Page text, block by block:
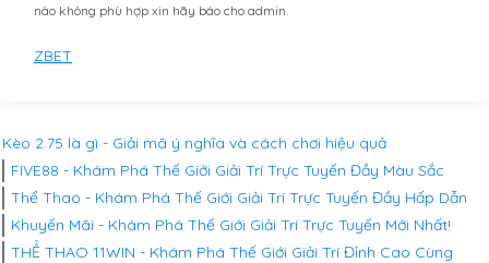
nào không phù hợp xin hãy báo cho admin.
ZBET
Kèo 2.75 là gì - Giải mã ý nghĩa và cách chơi hiệu quả
FIVE88 - Khám Phá Thế Giới Giải Trí Trực Tuyến Đầy Màu Sắc
Thể Thao - Khám Phá Thế Giới Giải Trí Trực Tuyến Đầy Hấp Dẫn
Khuyến Mãi - Khám Phá Thế Giới Giải Trí Trực Tuyến Mới Nhất!
THỂ THAO 11WIN - Khám Phá Thế Giới Giải Trí Đỉnh Cao Cùng